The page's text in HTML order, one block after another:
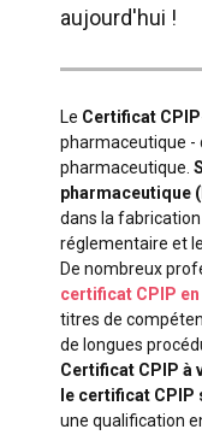
aujourd'hui !
Le Certificat CPIP
pharmaceutique -
pharmaceutique.
pharmaceutique
dans la
réglementaire et
De nombreux
certificat CPIP
titres de
de longues
Certificat CPIP à
le certificat CPIP
une qualification